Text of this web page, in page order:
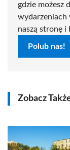
gdzie możesz
wydarzeniach
naszą stronę i
Polub nas!
Zobacz